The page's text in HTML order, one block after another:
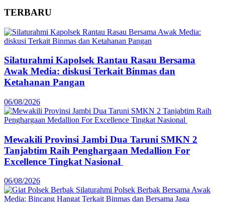
TERBARU
Silaturahmi Kapolsek Rantau Rasau Bersama
Awak Media: diskusi Terkait Binmas dan
Ketahanan Pangan
06/08/2026
Mewakili Provinsi Jambi Dua Taruni SMKN 2
Tanjabtim Raih Penghargaan Medallion For
Excellence Tingkat Nasional
06/08/2026